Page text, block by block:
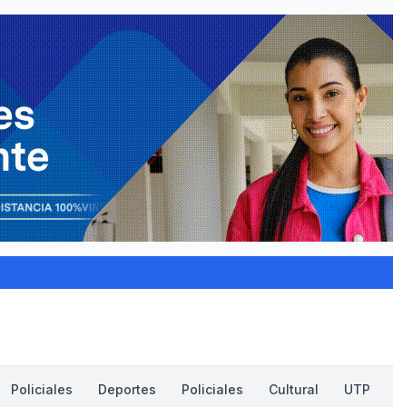
Policiales Deportes Policiales Cultural UTP